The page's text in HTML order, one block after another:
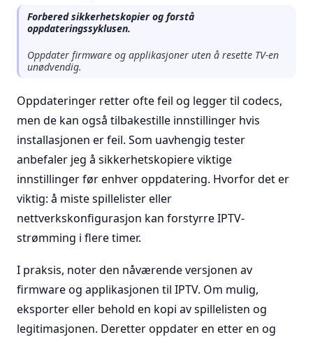
Forbered sikkerhetskopier og forstå
oppdateringssyklusen.
Oppdater firmware og applikasjoner uten å resette TV-en
unødvendig.
Oppdateringer retter ofte feil og legger til codecs,
men de kan også tilbakestille innstillinger hvis
installasjonen er feil. Som uavhengig tester
anbefaler jeg å sikkerhetskopiere viktige
innstillinger før enhver oppdatering. Hvorfor det er
viktig: å miste spillelister eller
nettverkskonfigurasjon kan forstyrre IPTV-
strømming i flere timer.
I praksis, noter den nåværende versjonen av
firmware og applikasjonen til IPTV. Om mulig,
eksporter eller behold en kopi av spillelisten og
legitimasjonen. Deretter oppdater en etter en og